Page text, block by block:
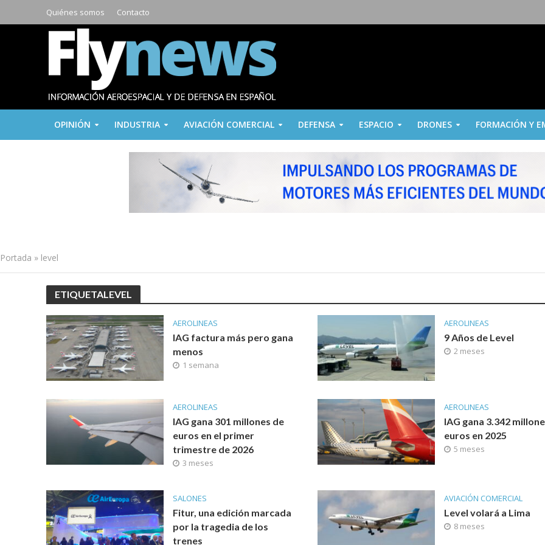
Quiénes somos Contacto
OPINIÓN INDUSTRIA AVIACIÓN COMERCIAL DEFENSA ESPACIO DRONES FORMACIÓN Y
Portada » level
ETIQUETALEVEL
AEROLINEAS
IAG factura más pero gana
menos
1 semana
AEROLINEAS
9 Años de Level
2 meses
AEROLINEAS
IAG gana 301 millones de
euros en el primer
trimestre de 2026
3 meses
AEROLINEAS
IAG gana 3.342
euros en 2025
5 meses
SALONES
Fitur, una edición marcada
por la tragedia de los
trenes
AVIACIÓN COMERCIAL
Level volará a Lima
8 meses